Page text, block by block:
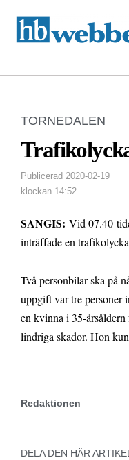
TORNEDALEN
Publicerad 2020-02-19
klockan 14:52
SANGIS: Vid 07.40-
inträffade en
Två personbilar ska på
uppgift var tre personer
en kvinna i 35-
lindriga skador. Hon
Redaktionen
DELA DEN HÄR